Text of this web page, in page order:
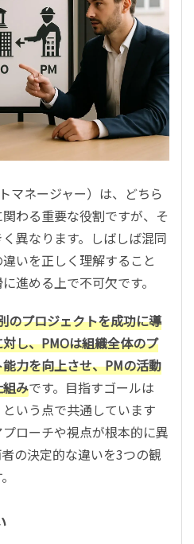
マネージャー）は、どちら
わる重要な役割ですが、そ
異なります。しばしば混同
いを正しく理解すること
進める上で不可欠です。
のプロジェクトを成功に導
し、PMOは組織全体のプ
力を向上させ、PMの活動
みです。目指すゴールは
という点で共通しています
ローチや視点が根本的に異
の決定的な違いを3つの観